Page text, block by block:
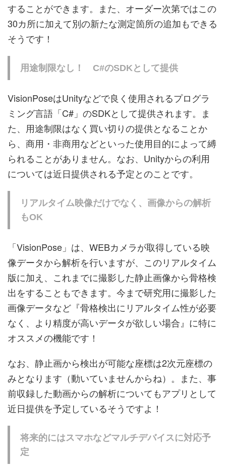
することができます。また、オーダー次第ではこの
30カ所に加えて別の新たな測定箇所の追加もできる
そうです！
用途制限なし！ C#のSDKとして提供
VisionPoseはUnityなどで良く使用されるプログラ
ミング言語「C#」のSDKとして提供されます。ま
た、用途制限はなく買い切りの提供となることか
ら、商用・非商用などといった使用目的によって縛
られることがありません。なお、Unityからの利用
については近日提供される予定とのことです。
リアルタイム映像だけでなく、画像からの解析
もOK
「VisionPose」は、WEBカメラが取得している映
像データから解析を行いますが、このリアルタイム
版に加え、これまでに撮影した静止画像から骨格検
出をすることもできます。今まで研究用に撮影した
画像データなど『骨格検出にリアルタイム性が必要
なく、より精度が高いデータが欲しい場合』に特に
オススメの機能です！
なお、静止画から検出が可能な座標は2次元座標の
みとなります（動いていませんからね）。また、事
前収録した動画からの解析についてもアプリとして
近日提供を予定しているそうですよ！
将来的にはスマホなどマルチデバイスに対応予
定